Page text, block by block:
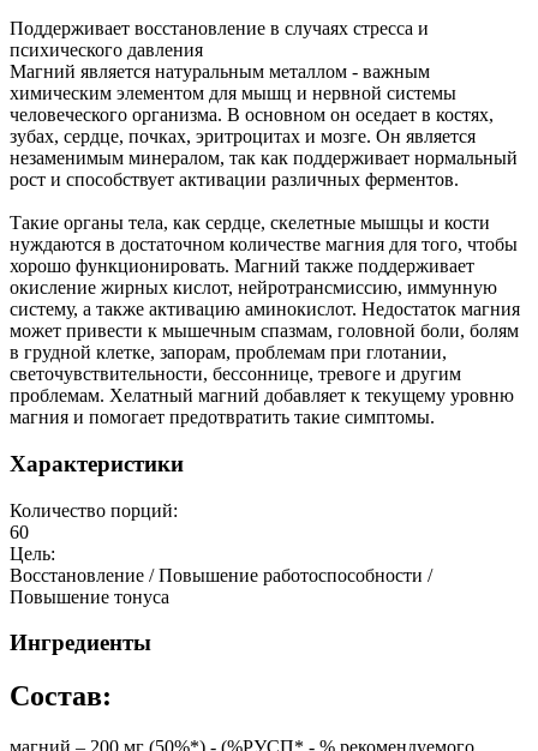
Поддерживает восстановление в случаях стресса и
психического давления
Магний является натуральным металлом - важным
химическим элементом для мышц и нервной системы
человеческого организма. В основном он оседает в костях,
зубах, сердце, почках, эритроцитах и мозге. Он является
незаменимым минералом, так как поддерживает нормальный
рост и способствует активации различных ферментов.
Такие органы тела, как сердце, скелетные мышцы и кости
нуждаются в достаточном количестве магния для того, чтобы
хорошо функционировать. Магний также поддерживает
окисление жирных кислот, нейротрансмиссию, иммунную
систему, а также активацию аминокислот. Недостаток магния
может привести к мышечным спазмам, головной боли, болям
в грудной клетке, запорам, проблемам при глотании,
светочувствительности, бессоннице, тревоге и другим
проблемам. Хелатный магний добавляет к текущему уровню
магния и помогает предотвратить такие симптомы.
Характеристики
Количество порций:
60
Цель:
Восстановление / Повышение работоспособности /
Повышение тонуса
Ингредиенты
Состав: